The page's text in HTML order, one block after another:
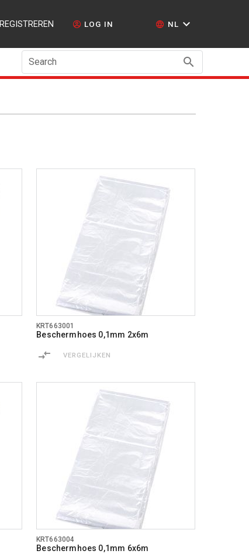
REGISTREREN LOG IN NL
Search
KRT663001
Beschermhoes 0,1mm 2x6m
VERGELIJKEN
KRT663004
Beschermhoes 0,1mm 6x6m